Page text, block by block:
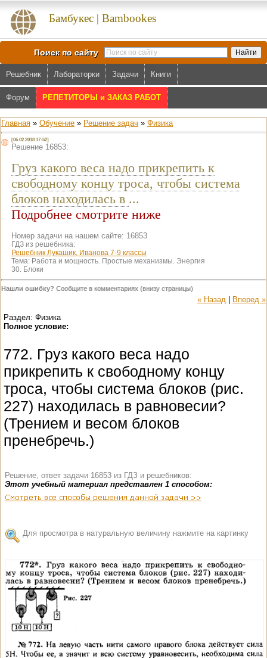
Бамбукес | Bambookes
Поиск по сайту
Решебник Лабораторки Задачи Книги
Форум РЕПЕТИТОРЫ и ЗАКАЗ РАБОТ
Главная » Обучение » Решение задач » Физика
[06.02.2018 17:52]
Решение 16853:
Груз какого веса надо прикрепить к
свободному концу троса, чтобы система
блоков находилась в ...
Подробнее смотрите ниже
Номер задачи на нашем сайте: 16853
ГДЗ из решебника:
Решебник Лукашик, Иванова 7-9 классы
Тема: Работа и мощность. Простые механизмы. Энергия
30. Блоки
Нашли ошибку? Сообщите в комментариях (внизу страницы)
« Назад
Вперед »
Раздел: Физика
Полное условие:
772. Груз какого веса надо
прикрепить к свободному концу
троса, чтобы система блоков (рис.
227) находилась в равновесии?
(Трением и весом блоков
пренебречь.)
Решение, ответ задачи 16853 из ГДЗ и решебников:
Этот учебный материал представлен 1 способом:
Для просмотра в натуральную величину нажмите на картинку